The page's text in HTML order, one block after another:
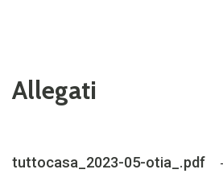
Allegati
tuttocasa_2023-05-otia_.pdf